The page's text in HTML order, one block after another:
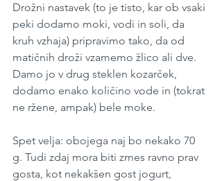
Drožni nastavek (to je tisto, kar ob vsaki
peki dodamo moki, vodi in soli, da
kruh vzhaja) pripravimo tako, da od
matičnih droži vzamemo žlico ali dve.
Damo jo v drug steklen kozarček,
dodamo enako količino vode in (tokrat
ne ržene, ampak) bele moke.
Spet velja: obojega naj bo nekako 70
g. Tudi zdaj mora biti zmes ravno prav
gosta, kot nekakšen gost jogurt,